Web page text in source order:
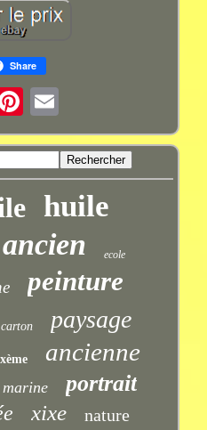
Share
huile
ancien ecole
peinture
carton paysage
ancienne
marine portrait
xixe nature